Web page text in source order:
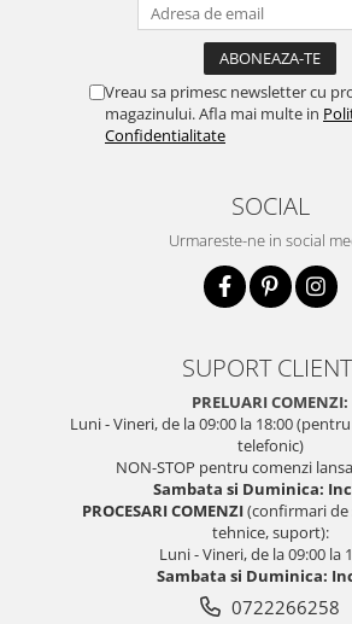
Vreau sa primesc newsletter cu
magazinului. Afla mai multe in
Confidentialitate
SOCIAL
Urmareste-ne in social
SUPORT
PRELUARI COMENZI:
Luni - Vineri, de la 09:00 la 18:00
telefonic)
NON-STOP pentru comenzi
Sambata si Duminica:
PROCESARI COMENZI(confirmari de
tehnice, suport):
Luni - Vineri, de la 09:00 la
Sambata si Duminica:
0722266258